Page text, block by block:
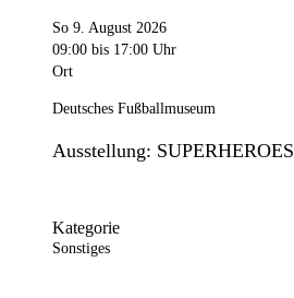
So 9. August 2026
09:00 bis 17:00 Uhr
Ort
Deutsches Fußballmuseum
Ausstellung: SUPERHEROES
Kategorie
Sonstiges